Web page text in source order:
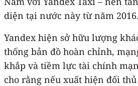
diện tại nước này từ năm 2016.
Yandex hiện sở hữu lượng
thống bản đồ hoàn chỉnh,
khắp và tiềm lực tài chính
cho rằng nếu xuất hiện đối thủ